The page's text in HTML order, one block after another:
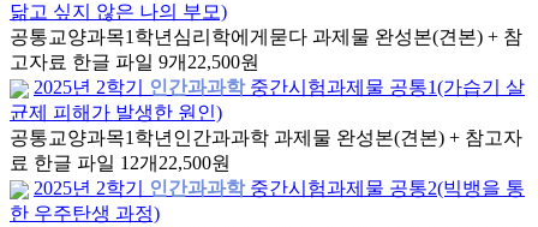
닮고 싶지 않은 나의 부모)
공통교양과목1학년 심리학에게묻다 과제물 완성본(견본) + 참
고자료 한글 파일 9개 22,500원
2025년 2학기
인간과과학 중간시험과제물 공통1(가습기 살
균제 피해가 발생한 원인)
공통교양과목1학년 인간과과학 과제물 완성본(견본) + 참고자
료 한글 파일 12개 22,500원
2025년 2학기
인간과과학 중간시험과제물 공통2(빅뱅을 통
한 우주탄생 과정)